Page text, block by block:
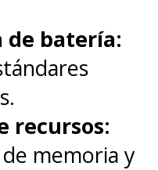
de batería:
recursos:
memoria y